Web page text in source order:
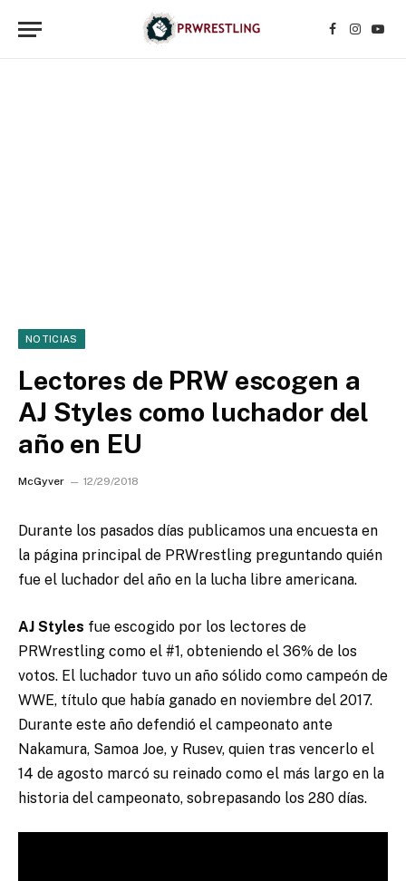
Facebook
NOTICIAS
Lectores de PRW escogen a
AJ Styles como luchador del
año en EU
McGyver 12/29/2018
Durante los pasados días publicamos una encuesta en
la página principal de PRWrestling preguntando quién
fue el luchador del año en la lucha libre americana.
AJ Styles fue escogido por los lectores de
PRWrestling como el #1, obteniendo el 36% de los
votos. El luchador tuvo un año sólido como campeón de
WWE, título que había ganado en noviembre del 2017.
Durante este año defendió el campeonato ante
Nakamura, Samoa Joe, y Rusev, quien tras vencerlo el
14 de agosto marcó su reinado como el más largo en la
historia del campeonato, sobrepasando los 280 días.